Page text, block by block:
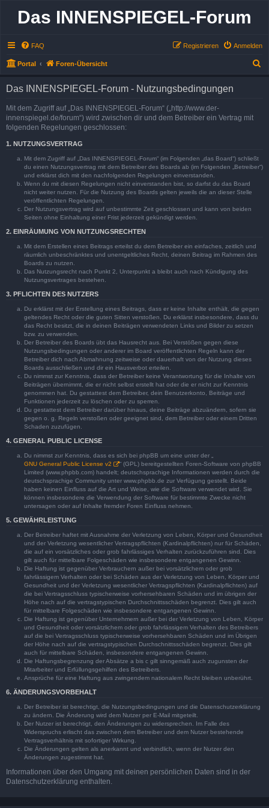
Das INNENSPIEGEL-Forum
FAQ Anmelden
Registrieren
Portal Foren-Übersicht
Das INNENSPIEGEL-Forum - Nutzungsbedingungen
Mit dem Zugriff auf „Das INNENSPIEGEL-Forum“ („http://www.der-
innenspiegel.de/forum“) wird zwischen dir und dem Betreiber ein Vertrag mit
folgenden Regelungen geschlossen:
1. NUTZUNGSVERTRAG
Mit dem Zugriff auf „Das INNENSPIEGEL-Forum“ (im Folgenden „das Board“) schließt
du einen Nutzungsvertrag mit dem Betreiber des Boards ab (im Folgenden „Betreiber“)
und erklärst dich mit den nachfolgenden Regelungen einverstanden.
Wenn du mit diesen Regelungen nicht einverstanden bist, so darfst du das Board
nicht weiter nutzen. Für die Nutzung des Boards gelten jeweils die an dieser Stelle
veröffentlichten Regelungen.
Der Nutzungsvertrag wird auf unbestimmte Zeit geschlossen und kann von beiden
Seiten ohne Einhaltung einer Frist jederzeit gekündigt werden.
2. EINRÄUMUNG VON NUTZUNGSRECHTEN
Mit dem Erstellen eines Beitrags erteilst du dem Betreiber ein einfaches, zeitlich und
räumlich unbeschränktes und unentgeltliches Recht, deinen Beitrag im Rahmen des
Boards zu nutzen.
Das Nutzungsrecht nach Punkt 2, Unterpunkt a bleibt auch nach Kündigung des
Nutzungsvertrages bestehen.
3. PFLICHTEN DES NUTZERS
Du erklärst mit der Erstellung eines Beitrags, dass er keine Inhalte enthält, die gegen
geltendes Recht oder die guten Sitten verstoßen. Du erklärst insbesondere, dass du
das Recht besitzt, die in deinen Beiträgen verwendeten Links und Bilder zu setzen
bzw. zu verwenden.
Der Betreiber des Boards übt das Hausrecht aus. Bei Verstößen gegen diese
Nutzungsbedingungen oder anderer im Board veröffentlichten Regeln kann der
Betreiber dich nach Abmahnung zeitweise oder dauerhaft von der Nutzung dieses
Boards ausschließen und dir ein Hausverbot erteilen.
Du nimmst zur Kenntnis, dass der Betreiber keine Verantwortung für die Inhalte von
Beiträgen übernimmt, die er nicht selbst erstellt hat oder die er nicht zur Kenntnis
genommen hat. Du gestattest dem Betreiber, dein Benutzerkonto, Beiträge und
Funktionen jederzeit zu löschen oder zu sperren.
Du gestattest dem Betreiber darüber hinaus, deine Beiträge abzuändern, sofern sie
gegen o. g. Regeln verstoßen oder geeignet sind, dem Betreiber oder einem Dritten
Schaden zuzufügen.
4. GENERAL PUBLIC LICENSE
Du nimmst zur Kenntnis, dass es sich bei phpBB um eine unter der „
GNU General Public License v2
“ (GPL) bereitgestellten Foren-Software von phpBB
Limited (www.phpbb.com) handelt; deutschsprachige Informationen werden durch die
deutschsprachige Community unter www.phpbb.de zur Verfügung gestellt. Beide
haben keinen Einfluss auf die Art und Weise, wie die Software verwendet wird. Sie
können insbesondere die Verwendung der Software für bestimmte Zwecke nicht
untersagen oder auf Inhalte fremder Foren Einfluss nehmen.
5. GEWÄHRLEISTUNG
Der Betreiber haftet mit Ausnahme der Verletzung von Leben, Körper und Gesundheit
und der Verletzung wesentlicher Vertragspflichten (Kardinalpflichten) nur für Schäden,
die auf ein vorsätzliches oder grob fahrlässiges Verhalten zurückzuführen sind. Dies
gilt auch für mittelbare Folgeschäden wie insbesondere entgangenen Gewinn.
Die Haftung ist gegenüber Verbrauchern außer bei vorsätzlichem oder grob
fahrlässigem Verhalten oder bei Schäden aus der Verletzung von Leben, Körper und
Gesundheit und der Verletzung wesentlicher Vertragspflichten (Kardinalpflichten) auf
die bei Vertragsschluss typischerweise vorhersehbaren Schäden und im übrigen der
Höhe nach auf die vertragstypischen Durchschnittsschäden begrenzt. Dies gilt auch
für mittelbare Folgeschäden wie insbesondere entgangenen Gewinn.
Die Haftung ist gegenüber Unternehmern außer bei der Verletzung von Leben, Körper
und Gesundheit oder vorsätzlichem oder grob fahrlässigem Verhalten des Betreibers
auf die bei Vertragsschluss typischerweise vorhersehbaren Schäden und im Übrigen
der Höhe nach auf die vertragstypischen Durchschnittsschäden begrenzt. Dies gilt
auch für mittelbare Schäden, insbesondere entgangenen Gewinn.
Die Haftungsbegrenzung der Absätze a bis c gilt sinngemäß auch zugunsten der
Mitarbeiter und Erfüllungsgehilfen des Betreibers.
Ansprüche für eine Haftung aus zwingendem nationalem Recht bleiben unberührt.
6. ÄNDERUNGSVORBEHALT
Der Betreiber ist berechtigt, die Nutzungsbedingungen und die Datenschutzerklärung
zu ändern. Die Änderung wird dem Nutzer per E-Mail mitgeteilt.
Der Nutzer ist berechtigt, den Änderungen zu widersprechen. Im Falle des
Widerspruchs erlischt das zwischen dem Betreiber und dem Nutzer bestehende
Vertragsverhältnis mit sofortiger Wirkung.
Die Änderungen gelten als anerkannt und verbindlich, wenn der Nutzer den
Änderungen zugestimmt hat.
Informationen über den Umgang mit deinen persönlichen Daten sind in der
Datenschutzerklärung enthalten.